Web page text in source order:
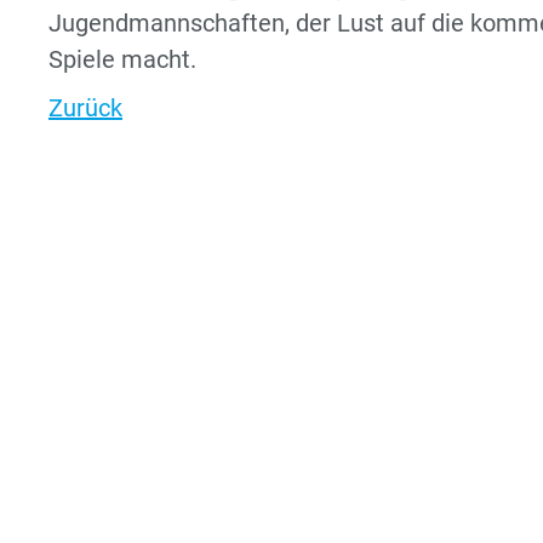
Jugendmannschaften, der Lust auf die
Spiele macht.
Zurück